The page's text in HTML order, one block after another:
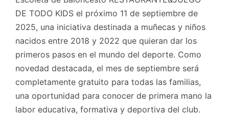
DE TODO KIDS el próximo 11 de septiembre de
2025, una iniciativa destinada a muñecas y niños
nacidos entre 2018 y 2022 que quieran dar los
primeros pasos en el mundo del deporte. Como
novedad destacada, el mes de septiembre será
completamente gratuito para todas las familias,
una oportunidad para conocer de primera mano la
labor educativa, formativa y deportiva del club.